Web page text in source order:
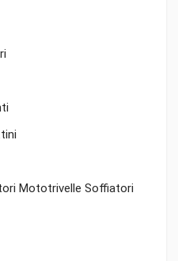
Mototrivelle Soffiatori